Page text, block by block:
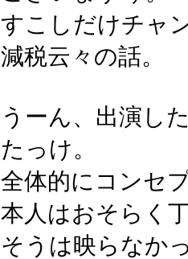
すこしだけチャ
減税云々の話。
うーん、出演し
たっけ。
全体的にコンセ
本人はおそらく
そうは映らなか